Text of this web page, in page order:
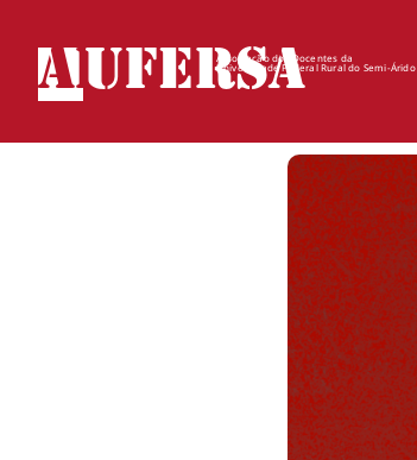
ADUFERSA
Associação dos Docentes da
Universidade Federal Rural do Semi-Árido